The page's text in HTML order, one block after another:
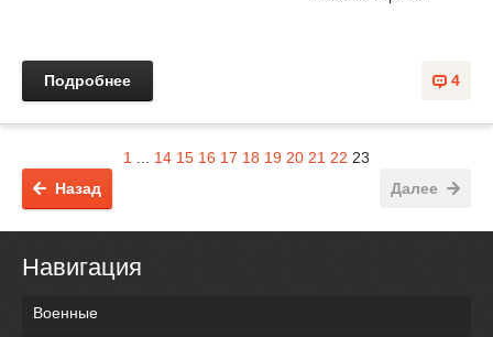
4
Подробнее
1 14 15 16 17 18 19 20 21 22 23
Далее
Назад
Навигация
Военные